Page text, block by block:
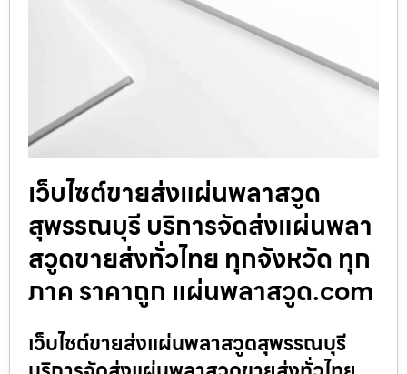
เว็บไซต์ขายส่งแผ่นพลาสวูด
สุพรรณบุรี บริการจัดส่งแผ่นพลา
สวูดขายส่งทั่วไทย ทุกจังหวัด ทุก
ภาค ราคาถูก แผ่นพลาสวูด.com
เว็บไซต์ขายส่งแผ่นพลาสวูดสุพรรณบุรี